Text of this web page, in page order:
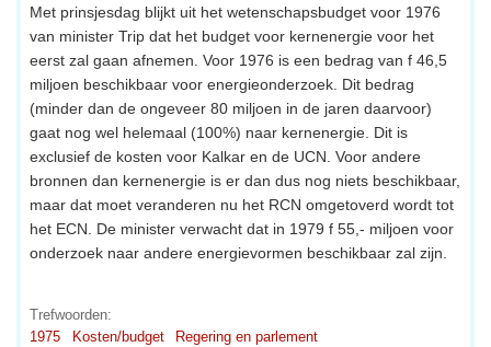
Met prinsjesdag blijkt uit het wetenschapsbudget voor 1976
van minister Trip dat het budget voor kernenergie voor het
eerst zal gaan afnemen. Voor 1976 is een bedrag van f 46,5
miljoen beschikbaar voor energieonderzoek. Dit bedrag
(minder dan de ongeveer 80 miljoen in de jaren daarvoor)
gaat nog wel helemaal (100%) naar kernenergie. Dit is
exclusief de kosten voor Kalkar en de UCN. Voor andere
bronnen dan kernenergie is er dan dus nog niets beschikbaar,
maar dat moet veranderen nu het RCN omgetoverd wordt tot
het ECN. De minister verwacht dat in 1979 f 55,- miljoen voor
onderzoek naar andere energievormen beschikbaar zal zijn.
Trefwoorden:
1975
Kosten/budget Regering en parlement